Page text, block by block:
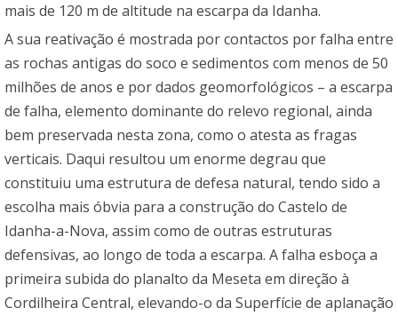
mais de 120 m de altitude na escarpa da Idanha.
A sua reativação é mostrada por contactos por falha entre
as rochas antigas do soco e sedimentos com menos de 50
milhões de anos e por dados geomorfológicos – a escarpa
de falha, elemento dominante do relevo regional, ainda
bem preservada nesta zona, como o atesta as fragas
verticais. Daqui resultou um enorme degrau que
constituiu uma estrutura de defesa natural, tendo sido a
escolha mais óbvia para a construção do Castelo de
Idanha-a-Nova, assim como de outras estruturas
defensivas, ao longo de toda a escarpa. A falha esboça a
primeira subida do planalto da Meseta em direção à
Cordilheira Central, elevando-o da Superfície de aplanação